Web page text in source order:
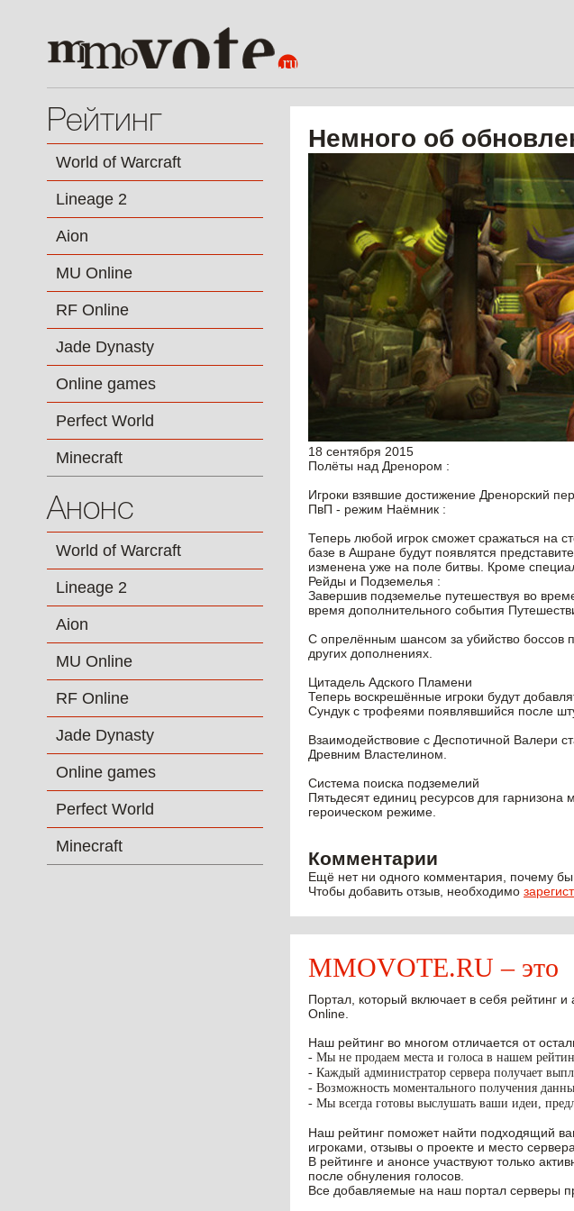
Рейтинг
World of Warcraft
Lineage 2
Aion
MU Online
RF Online
Jade Dynasty
Online games
Perfect World
Minecraft
Анонс
World of Warcraft
Lineage 2
Aion
MU Online
RF Online
Jade Dynasty
Online games
Perfect World
Minecraft
Немного об
18 сентября 2015
Полёты над Дренором :
Игроки взявшие достижение Дренорский
ПвП - режим Наёмник :
Теперь любой игрок сможет сражаться на
базе в Ашране будут появлятся
изменена уже на поле битвы. Кроме
Рейды и Подземелья :
Завершив подземелье путешествуя во
время дополнительного события
С опрелённым шансом за убийство боссов
других дополнениях.
Цитадель Адского Пламени
Теперь воскрешённые игроки будут
Сундук с трофеями появлявшийся после
Взаимодействовие с Деспотичной Валери
Древним Властелином.
Система поиска подземелий
Пятьдесят единиц ресурсов для
героическом режиме.
Комментарии
Ещё нет ни одного комментария, почему
Чтобы добавить отзыв, необходимо
MMOVOTE.RU – это
Портал, который включает в себя рейтинг
Online.
Наш рейтинг во многом отличается от
- Мы не продаем места и голоса в нашем
- Каждый администратор сервера получает
- Возможность моментального получения
- Мы всегда готовы выслушать ваши идеи,
Наш рейтинг поможет найти подходящий
игроками, отзывы о проекте и место
В рейтинге и анонсе участвуют только
после обнуления голосов.
Все добавляемые на наш портал серверы